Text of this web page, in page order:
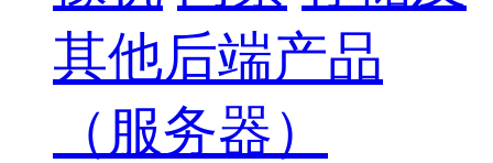
其他后端产品
（服务器）